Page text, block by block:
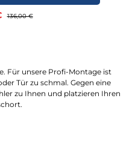
Regulärer Preis:
136,00 €
Für unsere Profi-Montage ist
Tür zu schmal. Gegen eine
zu Ihnen und platzieren Ihren